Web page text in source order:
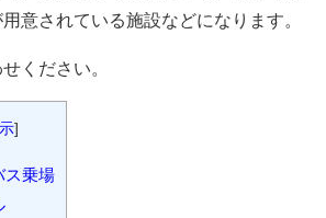
意されている施設などになります。
ください。
]
ス乗場